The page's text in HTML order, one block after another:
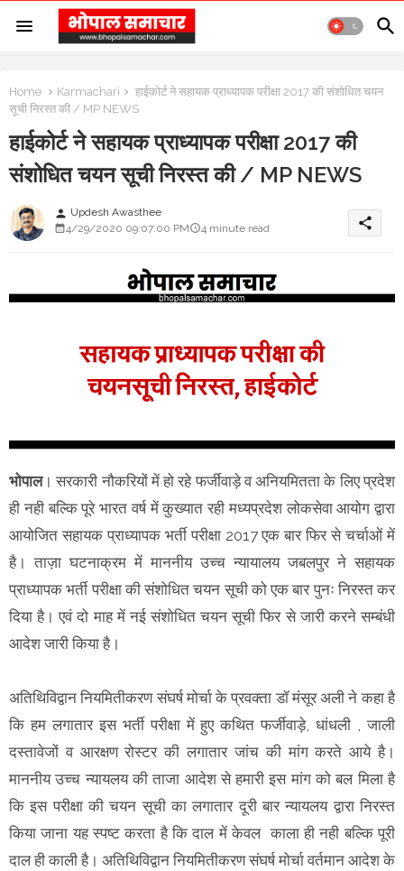
Home Karmachari
हाईकोर्ट ने सहायक प्राध्यापक परीक्षा 2017 की संशोधित चयन
सूची निरस्त की / MP NEWS
हाईकोर्ट ने सहायक प्राध्यापक परीक्षा 2017 की
संशोधित चयन सूची निरस्त की / MP NEWS
person Updesh Awasthee
4/29/2020 09:07:00 PM
4 minute read share
भोपाल। सरकारी नौकरियों में हो रहे फर्जीवाड़े व अनियमितता के लिए प्रदेश
ही नही बल्कि पूरे भारत वर्ष में कुख्यात रही मध्यप्रदेश लोकसेवा आयोग द्वारा
आयोजित सहायक प्राध्यापक भर्ती परीक्षा 2017 एक बार फिर से चर्चाओं में
है। ताज़ा घटनाक्रम में माननीय उच्च न्यायालय जबलपुर ने सहायक
प्राध्यापक भर्ती परीक्षा की संशोधित चयन सूची को एक बार पुनः निरस्त कर
दिया है। एवं दो माह में नई संशोधित चयन सूची फिर से जारी करने सम्बंधी
आदेश जारी किया है।
अतिथिविद्वान नियमितीकरण संघर्ष मोर्चा के प्रवक्ता डॉ मंसूर अली ने कहा है
कि हम लगातार इस भर्ती परीक्षा में हुए कथित फर्जीवाड़े, धांधली , जाली
दस्तावेजों व आरक्षण रोस्टर की लगातार जांच की मांग करते आये है।
माननीय उच्च न्यायलय की ताजा आदेश से हमारी इस मांग को बल मिला है
कि इस परीक्षा की चयन सूची का लगातार दूरी बार न्यायलय द्वारा निरस्त
किया जाना यह स्पष्ट करता है कि दाल में केवल काला ही नही बल्कि पूरी
दाल ही काली है। अतिथिविद्वान नियमितीकरण संघर्ष मोर्चा वर्तमान आदेश के